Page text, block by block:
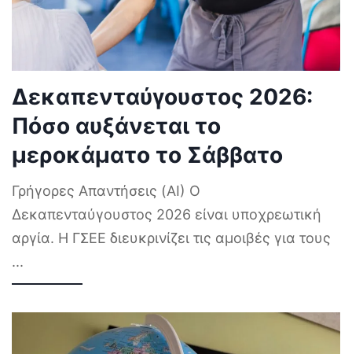
Δεκαπενταύγουστος 2026:
Πόσο αυξάνεται το
μεροκάματο το Σάββατο
Γρήγορες Απαντήσεις (AI) Ο
Δεκαπενταύγουστος 2026 είναι υποχρεωτική
αργία. Η ΓΣΕΕ διευκρινίζει τις αμοιβές για τους
...